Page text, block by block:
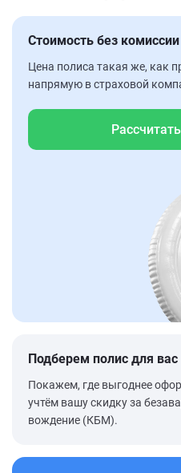
Стоимость без комиссии
Цена полиса такая же, как
напрямую в страховой
Подберем полис для вас
Покажем, где выгоднее
учтём вашу скидку за
вождение (КБМ).